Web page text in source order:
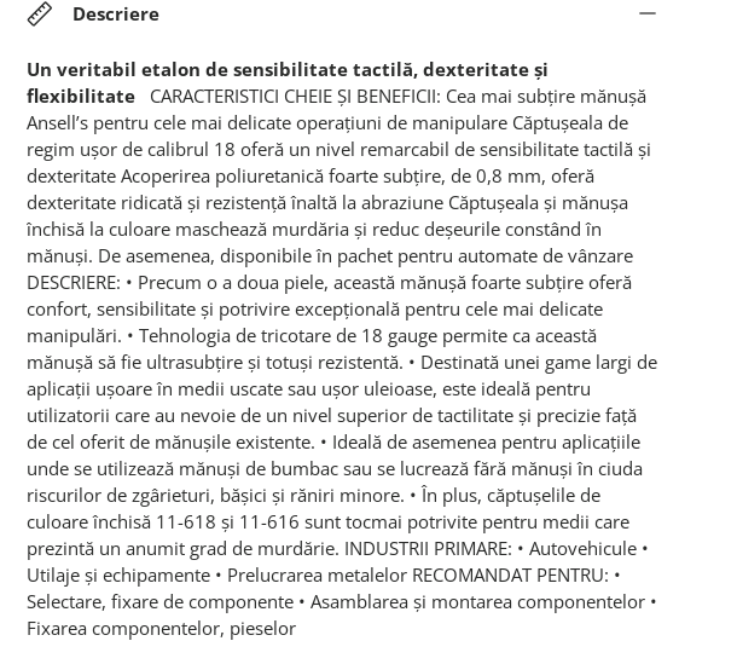
Descriere
Un veritabil etalon de sensibilitate tactilă, dexteritate și
flexibilitate CARACTERISTICI CHEIE ȘI BENEFICII: Cea mai subțire mănușă
Ansell’s pentru cele mai delicate operațiuni de manipulare Căptușeala de
regim ușor de calibrul 18 oferă un nivel remarcabil de sensibilitate tactilă și
dexteritate Acoperirea poliuretanică foarte subțire, de 0,8 mm, oferă
dexteritate ridicată și rezistență înaltă la abraziune Căptușeala și mănușa
închisă la culoare maschează murdăria și reduc deșeurile constând în
mănuși. De asemenea, disponibile în pachet pentru automate de vânzare
DESCRIERE: • Precum o a doua piele, această mănuşă foarte subţire oferă
confort, sensibilitate și potrivire excepţională pentru cele mai delicate
manipulări. • Tehnologia de tricotare de 18 gauge permite ca această
mănușă să fie ultrasubţire şi totuşi rezistentă. • Destinată unei game largi de
aplicaţii uşoare în medii uscate sau uşor uleioase, este ideală pentru
utilizatorii care au nevoie de un nivel superior de tactilitate şi precizie faţă
de cel oferit de mănuşile existente. • Ideală de asemenea pentru aplicaţiile
unde se utilizează mănuşi de bumbac sau se lucrează fără mănuşi în ciuda
riscurilor de zgârieturi, băşici şi răniri minore. • În plus, căptuşelile de
culoare închisă 11-618 și 11-616 sunt tocmai potrivite pentru medii care
prezintă un anumit grad de murdărie. INDUSTRII PRIMARE: • Autovehicule •
Utilaje și echipamente • Prelucrarea metalelor RECOMANDAT PENTRU: •
Selectare, fixare de componente • Asamblarea și montarea componentelor •
Fixarea componentelor, pieselor